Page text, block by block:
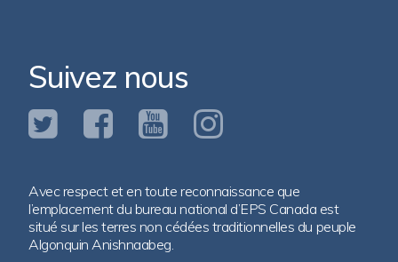
Suivez nous
Avec respect et en toute reconnaissance que
l’emplacement du bureau national d’EPS Canada est
situé sur les terres non cédées traditionnelles du peuple
Algonquin Anishnaabeg.